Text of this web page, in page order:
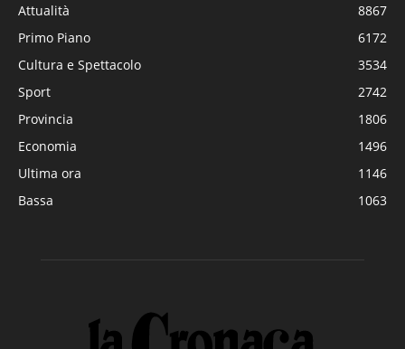
Attualità
8867
Primo Piano
6172
Cultura e Spettacolo
3534
Sport
2742
Provincia
1806
Economia
1496
Ultima ora
1146
Bassa
1063